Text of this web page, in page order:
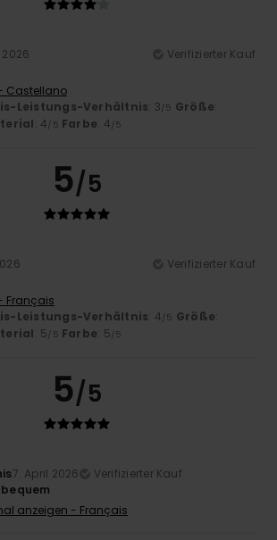
Verifizierter Kauf
Castellano
Leistungs-Verhältnis: 3/5 Größe:
: 4/5 Farbe: 4/5
5/5
Verifizierter Kauf
Français
Leistungs-Verhältnis: 4/5 Größe:
: 5/5 Farbe: 5/5
5/5
7. April 2026
Verifizierter Kauf
anzeigen - Français